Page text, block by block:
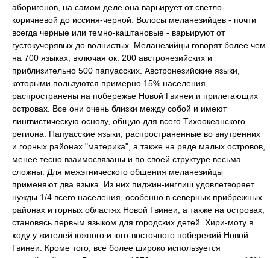
аборигенов, на самом деле она варьирует от светло-
коричневой до иссиня-черной. Волосы меланезийцев - почти
всегда черные или темно-каштановые - варьируют от
густокучерявых до волнистых. Меланезийцы говорят более чем
на 700 языках, включая ок. 200 австронезийских и
приблизительно 500 папуасских. Австронезийские языки,
которыми пользуются примерно 15% населения,
распространены на побережье Новой Гвинеи и прилегающих
островах. Все они очень близки между собой и имеют
лингвистическую основу, общую для всего Тихоокеанского
региона. Папуасские языки, распространенные во внутренних
и горных районах "материка", а также на ряде малых островов,
менее тесно взаимосвязаны и по своей структуре весьма
сложны. Для межэтнического общения меланезийцы
применяют два языка. Из них пиджин-инглиш удовлетворяет
нужды 1/4 всего населения, особенно в северных прибрежных
районах и горных областях Новой Гвинеи, а также на островах,
становясь первым языком для городских детей. Хири-моту в
ходу у жителей южного и юго-восточного побережий Новой
Гвинеи. Кроме того, все более широко используется